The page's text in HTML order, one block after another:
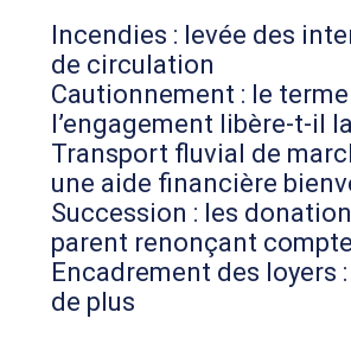
Incendies : levée des
de circulation
Cautionnement : le
l’engagement libère-t-il
Transport fluvial de
une aide financière
Succession : les
parent renonçant
Encadrement des loyers
de plus